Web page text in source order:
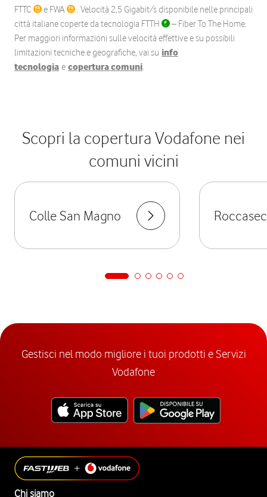
FTTC
e FWA
. Velocità 2,5 Gigabit/s disponibile nelle principali
città italiane coperte da tecnologia FTTH
– Fiber To The Home.
Per maggiori informazioni sulle velocità effettive e su possibili
limitazioni tecniche e geografiche, vai su info
tecnologia e copertura comuni.
Scopri la copertura Vodafone nei
comuni vicini
Colle San Magno
Gestisci nel modo migliore i tuoi prodotti e Servizi
Vodafone
Chi siamo